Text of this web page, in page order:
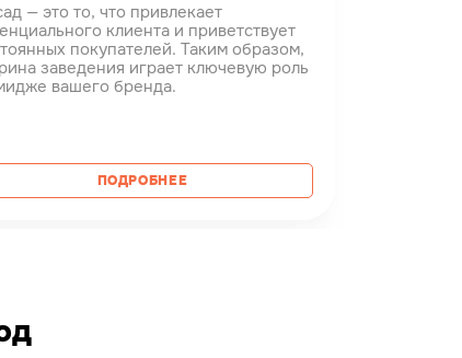
— это то, что привлекает
клиента и приветствует
покупателей. Таким образом,
заведения играет ключевую роль
вашего бренда.
ПОДРОБНЕЕ